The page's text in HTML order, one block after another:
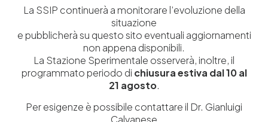
Iscrizione REA
NA 920756
Codice di iscrizione all’Anagrafe Nazionale delle Ricerche del
MIUR 000290_EIRI
Euro9.690.240,00
stazionesperimentaleindustriapelli@legalmail.it
Sede legaleVia Campi Flegrei, 34 – 80078 Pozzuoli (NA) – Tel. +39
La SSIP continuerà a monitorare l’evoluzione della
situazione
e pubblicherà su questo sito eventuali aggiornamenti
non appena disponibili.
La Stazione Sperimentale osserverà, inoltre, il
programmato periodo di chiusura estiva dal 10 al
21 agosto.
Per esigenze è possibile contattare il Dr. Gianluigi
Calvanese